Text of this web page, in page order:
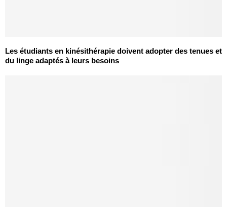
Les étudiants en kinésithérapie doivent adopter des tenues et
du linge adaptés à leurs besoins